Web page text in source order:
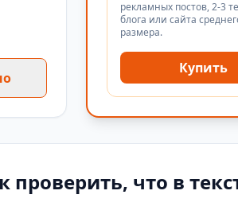
рекламных постов, 2-3
блога или сайта
размера.
Купить
проверить, что в